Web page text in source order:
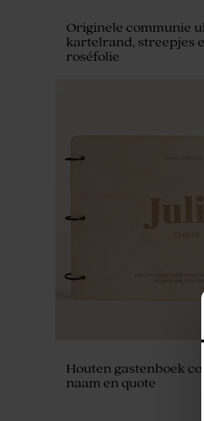
Originele communie
kartelrand, streepjes
roséfolie
Houten gastenboek
naam en quote